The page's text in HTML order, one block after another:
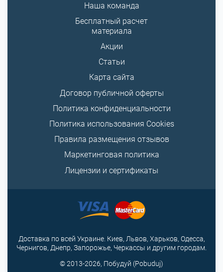
Наша команда
Бесплатный расчет
материала
Акции
Статьи
Карта сайта
Договор публичной оферты
Политика конфиденциальности
Политика использования Cookies
Правила размещения отзывов
Маркетинговая политика
Лицензии и сертификаты
© 2013-2026, Побудуй (Pobuduj)
Доставка по всей Украине. Киев, Львов, Харьков, Одесса,
Чернигов, Днепр, Запорожье, Черкассы и другим городам.